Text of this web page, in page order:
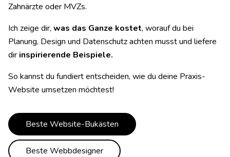
Zahnärzte oder MVZs.
Ich zeige dir, was das Ganze kostet, worauf du bei
Planung, Design und Datenschutz achten musst und liefere
dir inspirierende Beispiele.
So kannst du fundiert entscheiden, wie du deine Praxis-
Website umsetzen möchtest!
Beste Website-Bukästen
Beste Webbdesigner